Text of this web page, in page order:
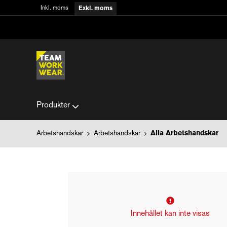
Inkl. moms Exkl. moms
Produkter
Arbetshandskar Arbetshandskar Alla Arbetshandskar
Innehållet kan inte visas